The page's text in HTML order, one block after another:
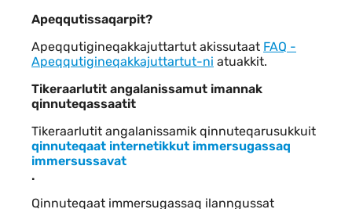
Apeqqutissaqarpit?
Apeqqutigineqakkajuttartut akissutaat FAQ -
Apeqqutigineqakkajuttartut-ni atuakkit.
Tikeraarlutit angalanissamut imannak
qinnuteqassaatit
Tikeraarlutit angalanissamik qinnuteqarusukkuit
qinnuteqaat internetikkut immersugassaq
immersussavat
.
Qinnuteqaat immersugassaq ilanngussat